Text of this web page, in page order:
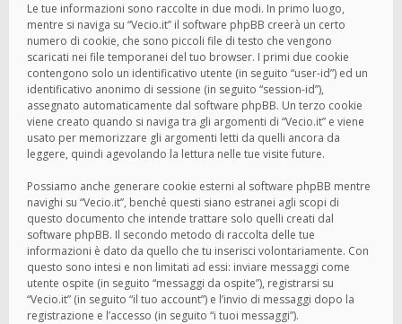
Le tue informazioni sono raccolte in due modi. In primo luogo,
mentre si naviga su “Vecio.it” il software phpBB creerà un certo
numero di cookie, che sono piccoli file di testo che vengono
scaricati nei file temporanei del tuo browser. I primi due cookie
contengono solo un identificativo utente (in seguito “user-id”) ed un
identificativo anonimo di sessione (in seguito “session-id”),
assegnato automaticamente dal software phpBB. Un terzo cookie
viene creato quando si naviga tra gli argomenti di “Vecio.it” e viene
usato per memorizzare gli argomenti letti da quelli ancora da
leggere, quindi agevolando la lettura nelle tue visite future.
Possiamo anche generare cookie esterni al software phpBB mentre
navighi su “Vecio.it”, benché questi siano estranei agli scopi di
questo documento che intende trattare solo quelli creati dal
software phpBB. Il secondo metodo di raccolta delle tue
informazioni è dato da quello che tu inserisci volontariamente. Con
questo sono intesi e non limitati ad essi: inviare messaggi come
utente ospite (in seguito “messaggi da ospite”), registrarsi su
“Vecio.it” (in seguito “il tuo account”) e l’invio di messaggi dopo la
registrazione e l’accesso (in seguito “i tuoi messaggi”).